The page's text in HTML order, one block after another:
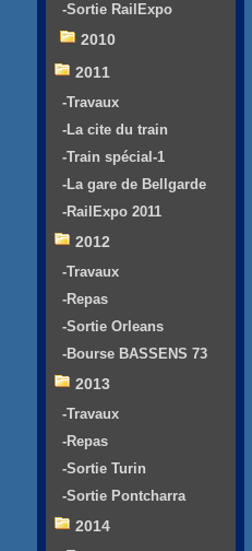
-Sortie RailExpo
2010
2011
-Travaux
-La cite du train
-Train spécial-1
-La gare de Bellgarde
-RailExpo 2011
2012
-Travaux
-Repas
-Sortie Orleans
-Bourse BASSENS 73
2013
-Travaux
-Repas
-Sortie Turin
-Sortie Pontcharra
2014